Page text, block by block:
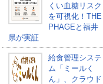
くい血糖リスク
を可視化！THE
PHAGEと福井
県が実証
給食管理システ
ム「ミールく
ん」、クラウド